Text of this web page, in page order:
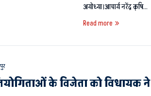
अयोध्या।आचार्य नरेंद्र कृषि…
Read more
के विजेता को विधायक